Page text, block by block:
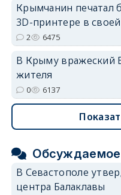
Крымчанин печатал
3D-принтере в
2 6475
В Крыму вражеский
жителя
0 6137
Обсуждаемое
В Севастополе
центра Балаклавы